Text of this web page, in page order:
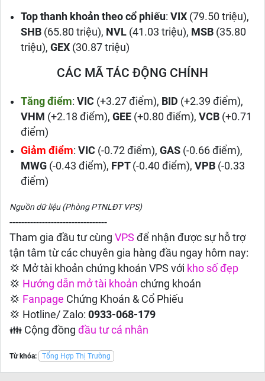
Top thanh khoản theo cổ phiếu:VIX (79.50 triệu),
SHB (65.80 triệu), NVL (41.03 triệu), MSB (35.80
triệu),GEX (30.87 triệu)
CÁC MÃ TÁC ĐỘNG CHÍNH
Tăng điểm:VIC (+3.27 điểm), BID (+2.39 điểm),
VHM (+2.18 điểm),GEE (+0.80 điểm),VCB (+0.71
điểm)
Giảm điểm:VIC (-0.72 điểm),GAS (-0.66 điểm),
MWG (-0.43 điểm), FPT (-0.40 điểm),VPB (-0.33
điểm)
Nguồn dữ liệu (Phòng PTNLĐT VPS)
---------------------------------
Tham gia đầu tư cùng VPS để nhận được sự hỗ trợ
tận tâm từ các chuyên gia hàng đầu ngay hôm nay:
💢 Mở tài khoản chứng khoán VPS với kho số đẹp
💢 Hướng dẫn mở tài khoản chứng khoán
💢 Fanpage Chứng Khoán & Cổ Phiếu
💢 Hotline/ Zalo: 0933-068-179
👪 Cộng đồng đầu tư cá nhân
Từ khóa: Tổng Hợp Thị Trường